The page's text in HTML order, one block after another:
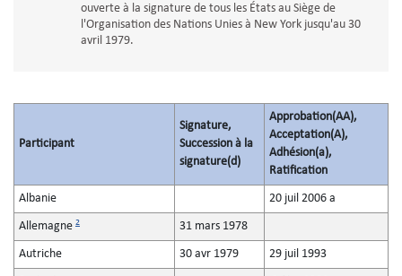
ouverte à la signature de tous les États au Siège de
l'Organisation des Nations Unies à New York jusqu'au 30
avril 1979.
Participant
Signature,
Succession à la
signature(d)
Approbation(AA),
Acceptation(A),
Adhésion(a),
Ratification
Albanie 20 juil 2006 a
Allemagne 2 31 mars 1978
Autriche 30 avr 1979 29 juil 1993